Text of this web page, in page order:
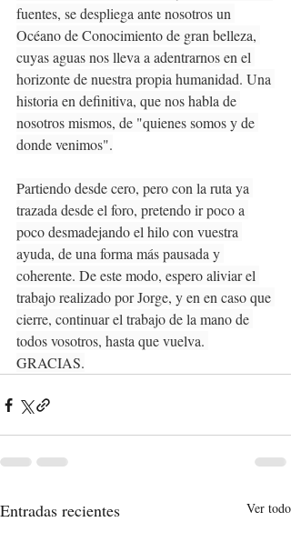
fuentes, se despliega ante nosotros un
Océano de Conocimiento de gran belleza,
cuyas aguas nos lleva a adentrarnos en el
horizonte de nuestra propia humanidad. Una
historia en definitiva, que nos habla de
nosotros mismos, de "quienes somos y de
donde venimos".
Partiendo desde cero, pero con la ruta ya
trazada desde el foro, pretendo ir poco a
poco desmadejando el hilo con vuestra
ayuda, de una forma más pausada y
coherente. De este modo, espero aliviar el
trabajo realizado por Jorge, y en en caso que
cierre, continuar el trabajo de la mano de
todos vosotros, hasta que vuelva.
GRACIAS.
Entradas recientes Ver todo